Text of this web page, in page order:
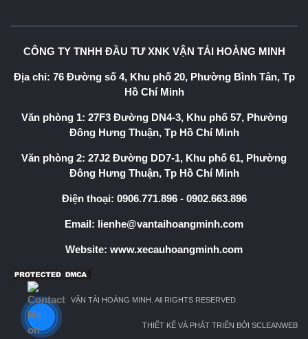
CÔNG TY TNHH ĐẦU TƯ XNK VẬN TẢI HOÀNG MINH
Địa chỉ: 76 Đường số 4, Khu phố 20, Phường Bình Tân, Tp
Hồ Chí Minh
Văn phòng 1: 27F3 Đường DN4-3, Khu phố 57, Phường
Đông Hưng Thuận, Tp Hồ Chí Minh
Văn phòng 2: 27J2 Đường DD7-1, Khu phố 61, Phường
Đông Hưng Thuận, Tp Hồ Chí Minh
Điện thoại: 0906.771.896- 0902.663.896
Email: lienhe@vantaihoangminh.com
Website: www.xecauhoangminh.com
VẬN TẢI HOÀNG MINH. All RIGHTS RESERVED.
THIẾT KẾ VÀ PHÁT TRIỂN BỞI SCLEANWEB